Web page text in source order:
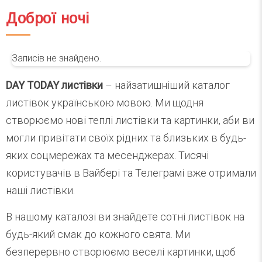
Доброї ночі
Записів не знайдено.
DAY TODAY листівки – найзатишніший каталог
листівок українською мовою. Ми щодня
створюємо нові теплі листівки та картинки, аби ви
могли привітати своїх рідних та близьких в будь-
яких соцмережах та месенджерах. Тисячі
користувачів в Вайбері та Телеграмі вже отримали
наші листівки.
В нашому каталозі ви знайдете сотні листівок на
будь-який смак до кожного свята. Ми
безперервно створюємо веселі картинки, щоб